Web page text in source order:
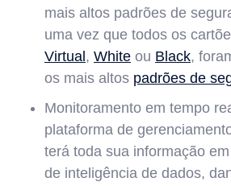
mais altos padrões de
uma vez que todos os
Virtual , White ou Black,
os mais altos padrões de
Monitoramento em tempo
plataforma de
terá toda sua informação
de inteligência de dados,